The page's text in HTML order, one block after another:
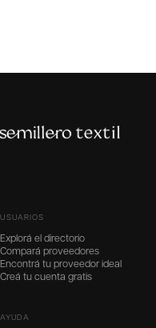
USUARIOS
Explorá el directorio
Compará proveedores
Encontrá tu proveedor ideal
Creá tu cuenta gratis
AYUDA